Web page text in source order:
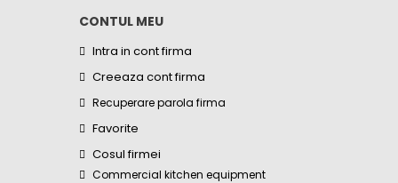
CONTUL MEU
Intra in cont firma
Creeaza cont firma
Recuperare parola firma
Favorite
Cosul firmei
Commercial kitchen equipment